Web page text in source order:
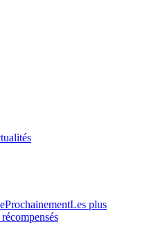
ProchainementLes plus